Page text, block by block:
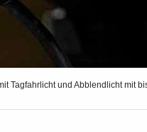
Tagfahrlicht und Abblendlicht mit